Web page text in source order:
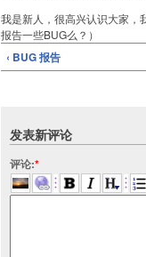
我是新人，很高兴认识大家，
报告一些BUG么？）
‹ BUG 报告
发表新评论
评论:*